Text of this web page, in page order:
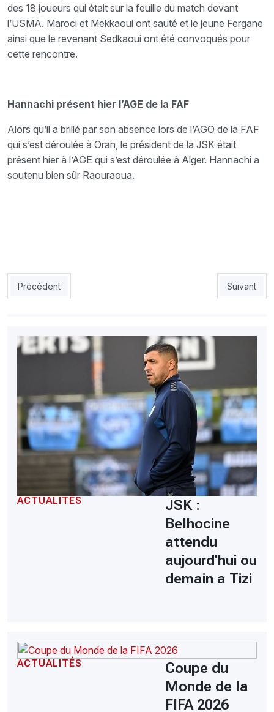
des 18 joueurs qui était sur la feuille du match devant
l’USMA. Maroci et Mekkaoui ont sauté et le jeune Fergane
ainsi que le revenant Sedkaoui ont été convoqués pour
cette rencontre.
Hannachi présent hier l’AGE de la FAF
Alors qu’il a brillé par son absence lors de l’AGO de la FAF
qui s’est déroulée à Oran, le président de la JSK était
présent hier à l’AGE qui s’est déroulée à Alger. Hannachi a
soutenu bien sûr Raouraoua.
Article précédent : JSK-Hannachi répond à Sandjak :
Précédent Article
Suivant
ACTUALITÉS
JSK :
Belhocine
attendu
aujourd'hui ou
demain a Tizi
ACTUALITÉS
Coupe du
Monde de la
FIFA 2026